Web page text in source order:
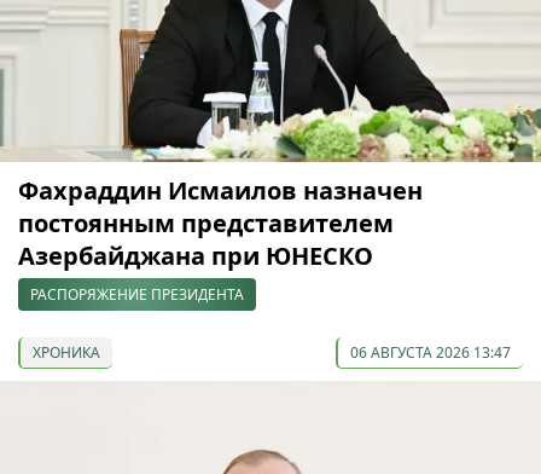
Фахраддин Исмаилов назначен
постоянным представителем
Азербайджана при ЮНЕСКО
РАСПОРЯЖЕНИЕ ПРЕЗИДЕНТА
ХРОНИКА 06 АВГУСТА 2026 13:47